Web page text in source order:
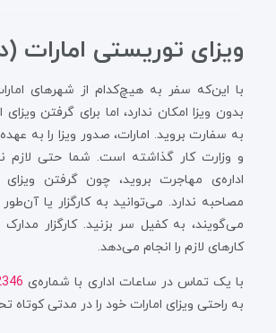
ویزای توریستی امارات
با این‌که سفر به هیچ‌کدام از شهرهای
بدون ویزا امکان ندارد، اما برای گرفتن
به سفارت بروید. امارات، صدور ویزا را به
و وزارت کار گذاشته است. شما حتی لازم
اداره‌ی مهاجرت بروید، چون گرفتن ویزای
مصاحبه ندارد. می‌توانید به کارگزار یا
می‌گویند، به کفیل سر بزنید. کارگزار
کارهای لازم را انجام می‌دهد.
با یک تماس در ساعات اداری با شماره‌ی 021
به راحتی ویزای امارات خود را در مدتی کوتاه